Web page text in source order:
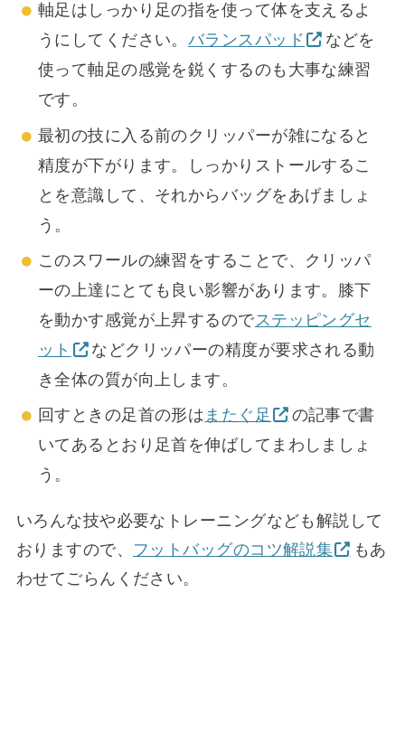
軸足はしっかり足の指を使って体を支えるよ
うにしてください。 バランスパッド
などを
使って軸足の感覚を鋭くするのも大事な練習
です。
最初の技に入る前のクリッパーが雑になると
精度が下がります。しっかりストールするこ
とを意識して、それからバッグをあげましょ
う。
このスワールの練習をすることで、クリッパ
ーの上達にとても良い影響があります。膝下
を動かす感覚が上昇するのでステッピングセ
ット
などクリッパーの精度が要求される動
き全体の質が向上します。
回すときの足首の形は またぐ足
の記事で書
いてあるとおり足首を伸ばしてまわしましょ
う。
いろんな技や必要なトレーニングなども解説して
おりますので、 フットバッグのコツ解説集
もあ
わせてごらんください。